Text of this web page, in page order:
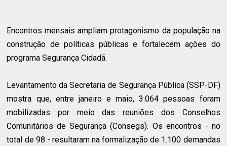
Encontros mensais ampliam protagonismo da população na
construção de políticas públicas e fortalecem ações do
programa Segurança Cidadã.
Levantamento da Secretaria de Segurança Pública (SSP-DF)
mostra que, entre janeiro e maio, 3.064 pessoas foram
mobilizadas por meio das reuniões dos Conselhos
Comunitários de Segurança (Consegs). Os encontros - no
total de 98 - resultaram na formalização de 1.100 demandas